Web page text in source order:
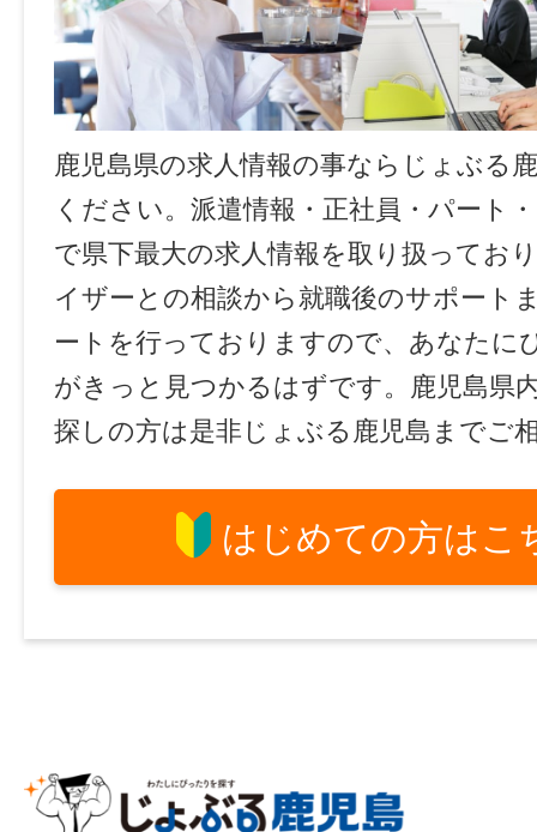
鹿児島県の求人情報の事ならじょぶる
ください。派遣情報・正社員・パート
で県下最大の求人情報を取り扱ってお
イザーとの相談から就職後のサポート
ートを行っておりますので、あなたに
がきっと見つかるはずです。鹿児島県
探しの方は是非じょぶる鹿児島までご
はじめての方はこ